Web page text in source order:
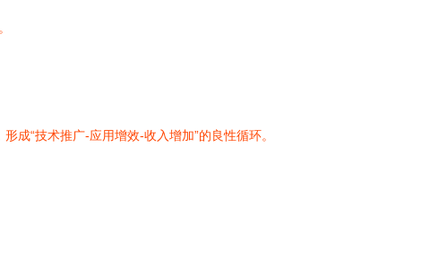
成“技术推广-应用增效-收入增加”的良性循环。